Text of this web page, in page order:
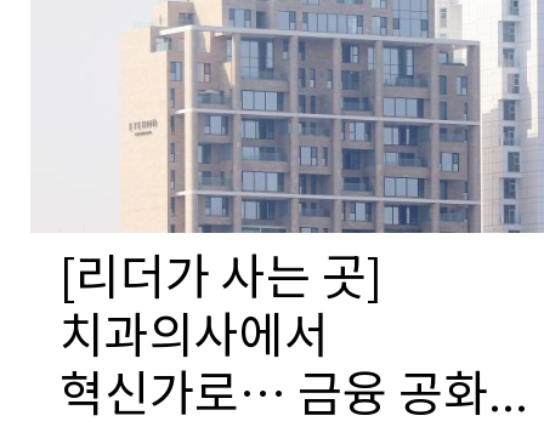
[리더가 사는 곳]
치과의사에서
혁신가로… 금융 공화...